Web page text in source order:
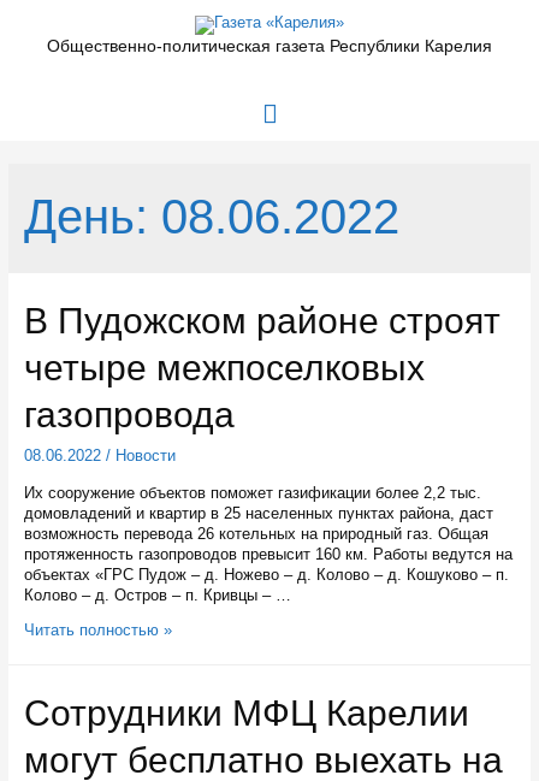
содержимомуОбщественно-политическая газета Республики Карелия
Главное
День: 08.06.2022
В Пудожском районе строят
четыре межпоселковых
газопровода
08.06.2022/ Новости
Их сооружение объектов поможет газификации более 2,2 тыс.
домовладений и квартир в 25 населенных пунктах района, даст
возможность перевода 26 котельных на природный газ. Общая
протяженность газопроводов превысит 160 км. Работы ведутся на
объектах «ГРС Пудож – д. Ножево – д. Колово – д. Кошуково – п.
Колово – д. Остров – п. Кривцы – …
В
четыре
межпоселковых
газопровода
Читать полностью »
Сотрудники МФЦ Карелии
могут бесплатно выехать на